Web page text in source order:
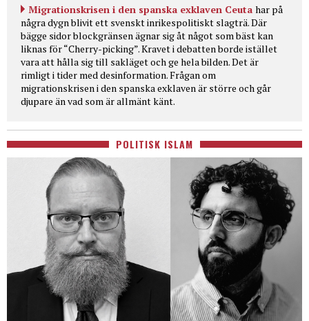
Migrationskrisen i den spanska exklaven Ceuta har på
några dygn blivit ett svenskt inrikespolitiskt slagträ. Där
bägge sidor blockgränsen ägnar sig åt något som bäst kan
liknas för “Cherry-picking”. Kravet i debatten borde istället
vara att hålla sig till sakläget och ge hela bilden. Det är
rimligt i tider med desinformation. Frågan om
migrationskrisen i den spanska exklaven är större och går
djupare än vad som är allmänt känt.
POLITISK ISLAM